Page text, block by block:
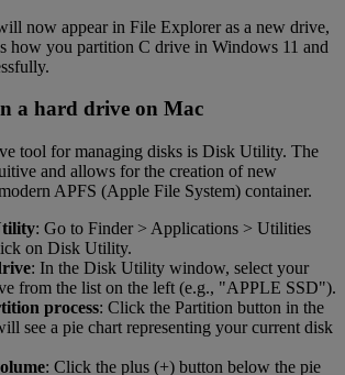
now appear in File Explorer as a new drive,
how you partition C drive in Windows 11 and
a hard drive on Mac
tool for managing disks is Disk Utility. The
and allows for the creation of new
APFS (Apple File System) container.
: Go to Finder > Applications > Utilities
on Disk Utility.
: In the Disk Utility window, select your
from the list on the left (e.g., "APPLE SSD").
process: Click the Partition button in the
see a pie chart representing your current disk
: Click the plus (+) button below the pie